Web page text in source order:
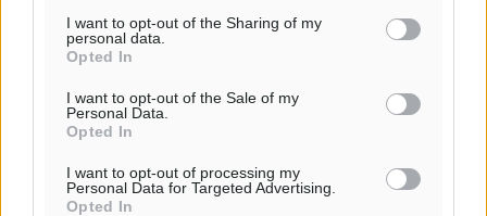
I want to opt-out of the Sharing of my
personal data.
Opted In
I want to opt-out of the Sale of my
Personal Data.
Opted In
I want to opt-out of processing my
Personal Data for Targeted Advertising.
Opted In
«Γιατί οι Τούρκοι συρρέουν στα ελληνικά νησιά»:
γείτονες προτιμούν την Ελλάδα για διακοπές
Τοπικές Ειδήσεις
«Μουσικό Ταξίδι στο Αιγαίο»: Η Ρόδος έγραψε μια